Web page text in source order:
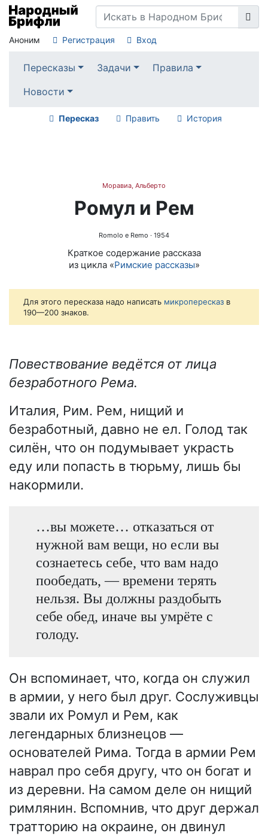
Аноним Регистрация Вход
Пересказы Задачи
Правила
Новости
Пересказ Править История
Моравиа, Альберто
Ромул и Рем
Romolo e Remo · 1954
Краткое содержание рассказа
из цикла «Римские рассказы»
Для этого пересказа надо написать микропересказ в
190—200 знаков.
Повествование ведётся от лица
безработного Рема.
Италия, Рим. Рем, нищий и
безработный, давно не ел. Голод так
силён, что он подумывает украсть
еду или попасть в тюрьму, лишь бы
накормили.
…вы можете… отказаться от
нужной вам вещи, но если вы
сознаетесь себе, что вам надо
пообедать, — времени терять
нельзя. Вы должны раздобыть
себе обед, иначе вы умрёте с
голоду.
Он вспоминает, что, когда он служил
в армии, у него был друг. Сослуживцы
звали их Ромул и Рем, как
легендарных близнецов —
основателей Рима. Тогда в армии Рем
наврал про себя другу, что он богат и
из деревни. На самом деле он нищий
римлянин. Вспомнив, что друг держал
тратторию на окраине, он двинул